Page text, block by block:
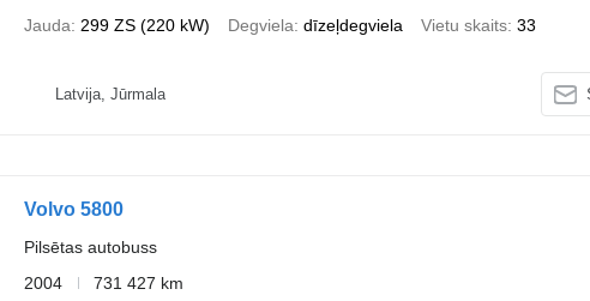
Jauda
299 ZS (220 kW) Degviela dīzeļdegviela Vietu skaits 33
Latvija, Jūrmala
Volvo 5800
Pilsētas autobuss
2004
731 427 km